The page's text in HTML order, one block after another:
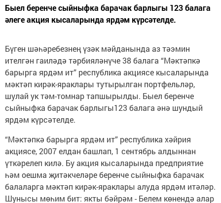
Быел беренче сыйныфка барачак барлыгы 123 балага
әлеге акция кысаларында ярдәм күрсәтелде.
Бүген шәһәребезнең үзәк мәйданында аз тәэмин
ителгән гаиләдә тәрбияләнүче 38 балага “Мәктәпкә
барырга ярдәм ит” республика акциясе кысаларында
мәктәп кирәк-яраклары тутырылган портфельләр,
шулай ук тәм-томнар тапшырылды. Быел беренче
сыйныфка барачак барлыгы123 балага әнә шундый
ярдәм күрсәтелде.
“Мәктәпкә барырга ярдәм ит” республика хәйрия
акциясе, 2007 елдан башлап, 1 сентябрь алдыннан
үткәрелеп килә. Бу акция кысаларында предприятие
һәм оешма җитәкчеләре беренче сыйныфка барачак
балаларга мәктәп кирәк-яраклары алуда ярдәм итәләр.
Шунысы мөһим бит: якты бәйрәм - Белем көнендә алар